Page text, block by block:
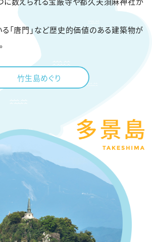
「唐門」など歴史的価値のある建築物が
竹生島めぐり